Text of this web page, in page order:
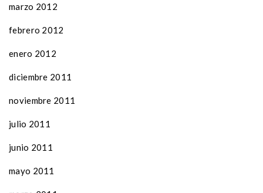
marzo 2012
febrero 2012
enero 2012
diciembre 2011
noviembre 2011
julio 2011
junio 2011
mayo 2011